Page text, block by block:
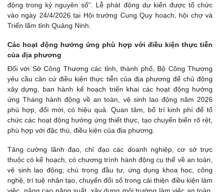
động trong kỷ nguyên số”. Lễ phát động dự kiến được tổ chức
vào ngày 24/4/2026 tại Hội trường Cung Quy hoạch, hội chợ và
Triển lãm tỉnh Quảng Ninh.
Các hoạt động hưởng ứng phù hợp với điều kiện thực tiễn
của địa phương
Đối với Sở Công Thương các tỉnh, thành phố, Bộ Công Thương
yêu cầu căn cứ điều kiện thực tiễn của địa phương để chủ động
xây dựng, ban hành kế hoạch triển khai các hoạt động hưởng
ứng Tháng hành động về an toàn, vệ sinh lao động năm 2026
phù hợp, đổi mới, có hiệu quả. Quan tâm, bố trí kinh phí để tổ
chức các hoạt động hưởng ứng thiết thực, tạo chuyển biến rõ rệt,
phù hợp với đặc thù, điều kiện của địa phương.
Tăng cường lãnh đạo, chỉ đạo các doanh nghiệp, cơ sở trực
thuộc có kế hoạch, có chương trình hành động cụ thể về an toàn,
vệ sinh lao động; chú trọng đầu tư, ứng dụng khoa học, công
nghệ, trí tuệ nhân tạo, chuyển đổi số trong cải thiện điều kiện làm